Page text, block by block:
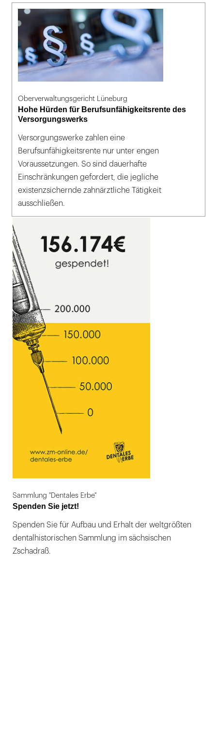
Oberverwaltungsgericht Lüneburg
Hohe Hürden für Berufsunfähigkeitsrente des
Versorgungswerks
Versorgungswerke zahlen eine
Berufsunfähigkeitsrente nur unter engen
Voraussetzungen. So sind dauerhafte
Einschränkungen gefordert, die jegliche
existenzsichernde zahnärztliche Tätigkeit
ausschließen.
Sammlung "Dentales Erbe"
Spenden Sie jetzt!
Spenden Sie für Aufbau und Erhalt der weltgrößten
dentalhistorischen Sammlung im sächsischen
Zschadraß.